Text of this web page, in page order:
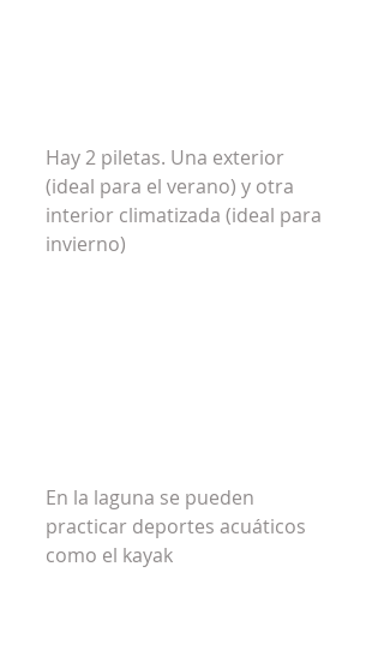
Hay 2 piletas. Una exterior
(ideal para el verano) y otra
interior climatizada (ideal para
invierno)
En la laguna se pueden
practicar deportes acuáticos
como el kayak